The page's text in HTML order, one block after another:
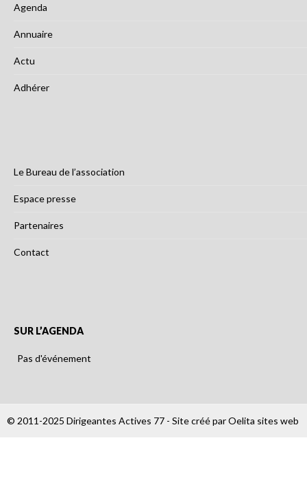
Agenda
Annuaire
Actu
Adhérer
Le Bureau de l’association
Espace presse
Partenaires
Contact
SUR L’AGENDA
Pas d'événement
© 2011-2025 Dirigeantes Actives 77 - Site créé parOelita sites web